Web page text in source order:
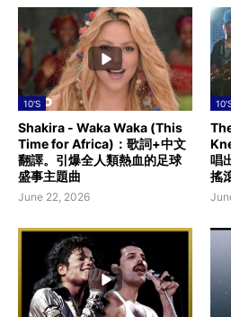
10'S
Shakira - Waka Waka (This
Time for Africa)：歌詞+中文
翻譯。引爆全人類熱血的足球
盛事主題曲
June 22, 2026
唱
搖